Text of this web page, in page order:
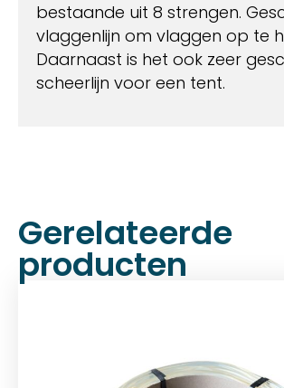
bestaande uit 8 strengen.
vlaggenlijn om vlaggen op te
Daarnaast is het ook zeer
scheerlijn voor een tent.
Gerelateerde
producten